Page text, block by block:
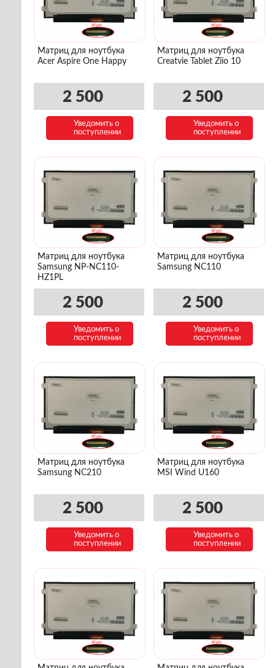
Матриц для ноутбука
Acer Aspire One Happy
2 500
Уведомить о
поступлении
Матриц для ноутбука
Creatvie Tablet Ziio 10
2 500
Уведомить о
поступлении
Матриц для ноутбука
Samsung NP-NC110-
HZ1PL
2 500
Уведомить о
поступлении
Матриц для ноутбука
Samsung NC110
2 500
Уведомить о
поступлении
Матриц для ноутбука
Samsung NC210
2 500
Уведомить о
поступлении
Матриц для ноутбука
MSI Wind U160
2 500
Уведомить о
поступлении